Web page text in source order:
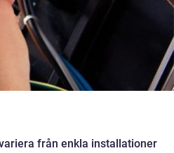
från enkla installationer